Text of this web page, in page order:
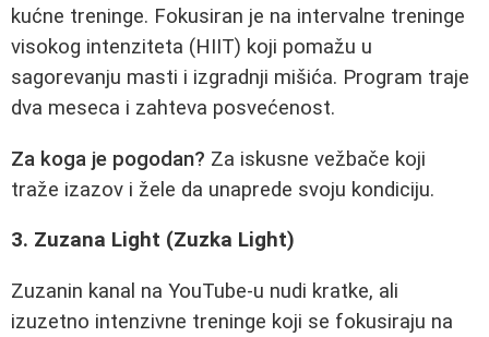
kućne treninge. Fokusiran je na intervalne treninge
visokog intenziteta (HIIT) koji pomažu u
sagorevanju masti i izgradnji mišića. Program traje
dva meseca i zahteva posvećenost.
Za koga je pogodan? Za iskusne vežbače koji
traže izazov i žele da unaprede svoju kondiciju.
3. Zuzana Light (Zuzka Light)
Zuzanin kanal na YouTube-u nudi kratke, ali
izuzetno intenzivne treninge koji se fokusiraju na